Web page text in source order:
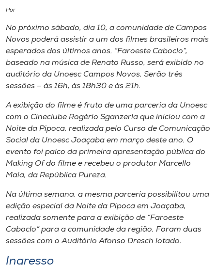
CPA
Biblioteca
Editora
Rádio
Museu
Unoesc
Store
o idioma
Por
No próximo sábado, dia 10, a comunidade de Campos
Novos poderá assistir a um dos filmes brasileiros mais
esperados dos últimos anos. “Faroeste Caboclo”,
baseado na música de Renato Russo, será exibido no
auditório da Unoesc Campos Novos. Serão três
sessões – às 16h, às 18h30 e às 21h.
A exibição do filme é fruto de uma parceria da Unoesc
com o Cineclube Rogério Sganzerla que iniciou com a
Noite da Pipoca, realizada pelo Curso de Comunicação
Social da Unoesc Joaçaba em março deste ano. O
evento foi palco da primeira apresentação pública do
Making Ofdo filme e recebeu o produtor Marcello
Maia, da República Pureza.
Na última semana, a mesma parceria possibilitou uma
edição especial da Noite da Pipoca em Joaçaba,
realizada somente para a exibição de “Faroeste
Caboclo” para a comunidade da região. Foram duas
sessões com o Auditório Afonso Dresch lotado.
Ingresso